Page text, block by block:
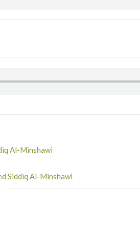
Al-Minshawi
Siddiq Al-Minshawi